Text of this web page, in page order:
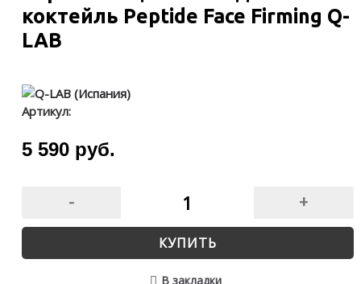
коктейль Peptide Face Firming Q-
LAB
Артикул:
5 590 руб.
- +
КУПИТЬ
В закладки